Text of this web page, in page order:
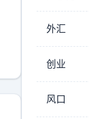
外汇
创业
风口